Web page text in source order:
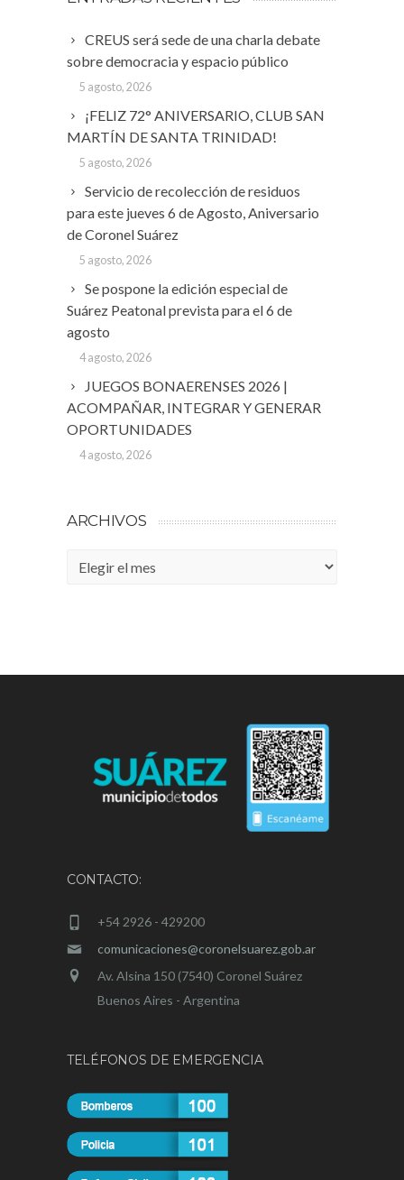
CREUS será sede de una charla debate
sobre democracia y espacio público
5 agosto, 2026
¡FELIZ 72° ANIVERSARIO, CLUB SAN
MARTÍN DE SANTA TRINIDAD!
5 agosto, 2026
Servicio de recolección de residuos
para este jueves 6 de Agosto, Aniversario
de Coronel Suárez
5 agosto, 2026
Se pospone la edición especial de
Suárez Peatonal prevista para el 6 de
agosto
4 agosto, 2026
JUEGOS BONAERENSES 2026 |
ACOMPAÑAR, INTEGRAR Y GENERAR
OPORTUNIDADES
4 agosto, 2026
ARCHIVOS
Archivos
CONTACTO:
+54 2926 - 429200
comunicaciones@coronelsuarez.gob.ar
Av. Alsina 150 (7540) Coronel Suárez
Buenos Aires - Argentina
TELÉFONOS DE EMERGENCIA